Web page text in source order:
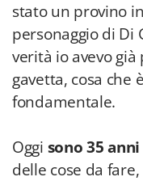
stato un provino
personaggio di Di
verità io avevo
gavetta, cosa che
fondamentale.
Oggi sono 35 anni
delle cose da